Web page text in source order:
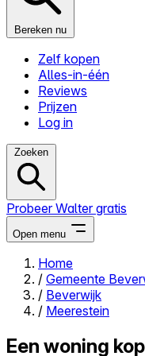
Bereken nu
Zelf kopen
Alles-in-één
Reviews
Prijzen
Log in
Zoeken
Probeer Walter gratis
Open menu
Close menu
Home
/ Gemeente
/ Beverwijk
/ Meerestein
Een woning